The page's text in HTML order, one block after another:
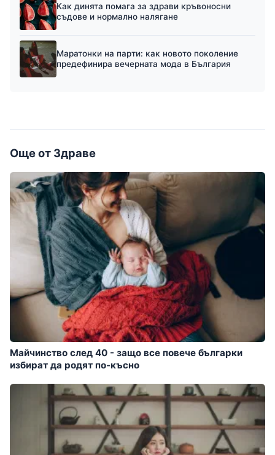
Как динята помага за здрави кръвоносни
съдове и нормално налягане
Маратонки на парти: как новото поколение
предефинира вечерната мода в България
Още от Здраве
Майчинство след 40 - защо все повече българки
избират да родят по-късно